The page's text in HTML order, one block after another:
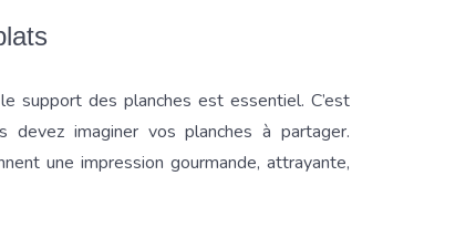
support des planches est essentiel. C’est
imaginer vos planches à partager.
une impression gourmande, attrayante,